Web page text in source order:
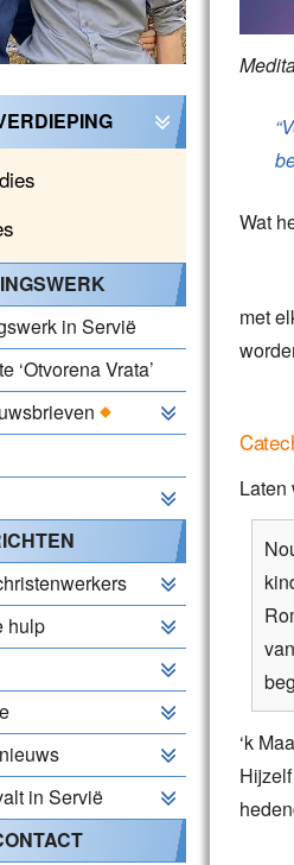
Wat
met
Laten
‘k
in Servië
‘Otvorena Vrata’
hulp
in Servië